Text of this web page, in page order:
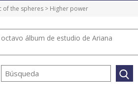
of the spheres > Higher power
álbum de estudio de Ariana